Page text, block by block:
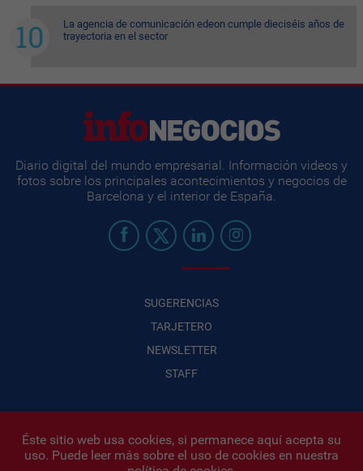
La agencia de comunicación edeon cumple dieciséis años de
trayectoria en el sector
Diario digital del mundo empresarial. Información videos y
fotos sobre los principales acontecimientos y negocios de
Barcelona y el interior de España.
SUGERENCIAS
TARJETERO
NEWSLETTER
STAFF
Infonegocios 2026| INFONEGOCIOS S.A. · CUIT: 30710438486 |
Éste sitio web usa cookies, si permanece aquí acepta su
uso. Puede leer más sobre el uso de cookies en nuestra